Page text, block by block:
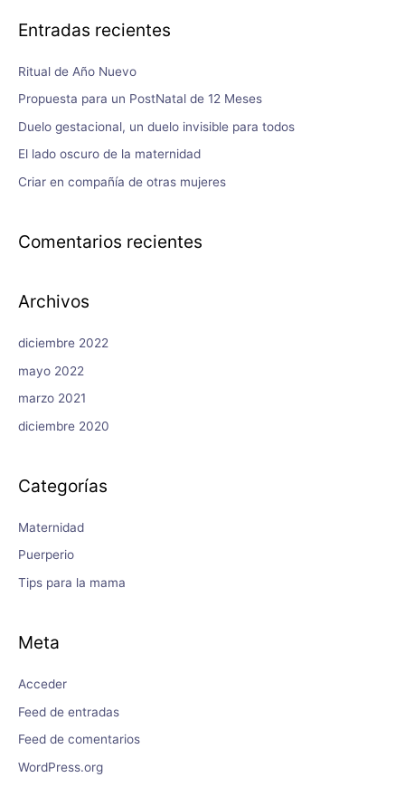
Entradas recientes
Ritual de Año Nuevo
Propuesta para un PostNatal de 12 Meses
Duelo gestacional, un duelo invisible para todos
El lado oscuro de la maternidad
Criar en compañía de otras mujeres
Comentarios recientes
Archivos
diciembre 2022
mayo 2022
marzo 2021
diciembre 2020
Categorías
Maternidad
Puerperio
Tips para la mama
Meta
Acceder
Feed de entradas
Feed de comentarios
WordPress.org